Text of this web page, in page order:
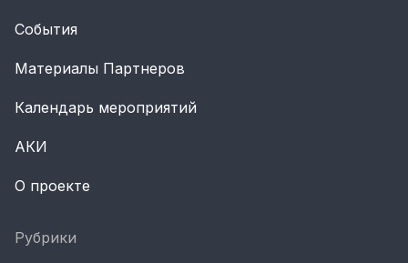
События
Материалы Партнеров
Календарь мероприятий
АКИ
О проекте
Рубрики